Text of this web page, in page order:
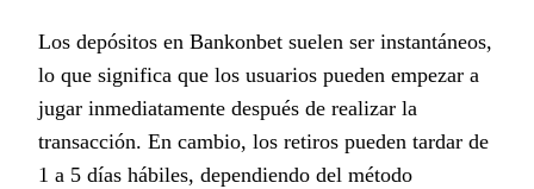
Los depósitos en Bankonbet suelen ser instantáneos,
lo que significa que los usuarios pueden empezar a
jugar inmediatamente después de realizar la
transacción. En cambio, los retiros pueden tardar de
1 a 5 días hábiles, dependiendo del método